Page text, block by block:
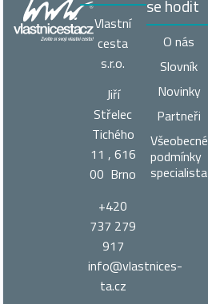
se hodit
O nás
Slovník
Novinky
Partneři
Všeobecné
podmínky
specialista
Vlastní
cesta
s.r.o.
Jiří
Střelec
Tichého
11 , 616
00 Brno
+420
737 279
917
info@vlastnices­
ta.cz